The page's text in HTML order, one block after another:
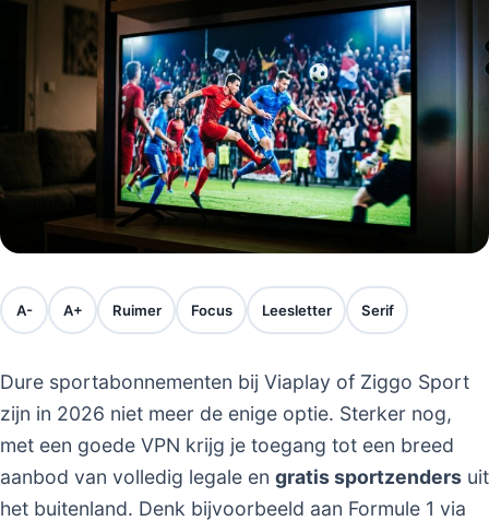
A- A+ Ruimer Focus Leesletter Serif
Dure sportabonnementen bij Viaplay of Ziggo Sport
zijn in 2026 niet meer de enige optie. Sterker nog,
met een goede VPN krijg je toegang tot een breed
aanbod van volledig legale en gratis sportzenders uit
het buitenland. Denk bijvoorbeeld aan Formule 1 via